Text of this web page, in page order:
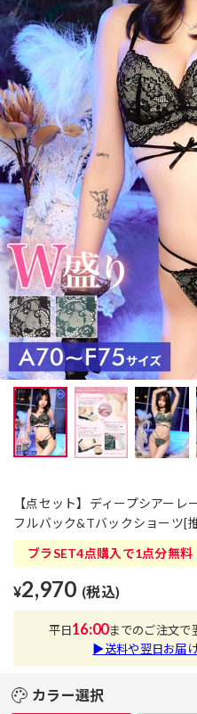
【点セット】ディープシアー
フルバック&Tバックショーツ[
ブラSET4点購入で1点分無料
¥2,970 (税込)
平日16:00までのご注文で
▶送料や翌日お届
カラー選択